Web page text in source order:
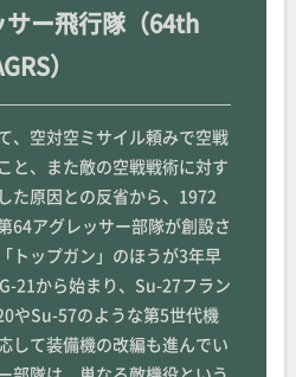
ー飛行隊（64th
）
、空対空ミサイル頼みで空戦
と、また敵の空戦戦術に対す
た原因との反省から、1972
64アグレッサー部隊が創設さ
トップガン」のほうが3年早
21から始まり、Su-27フラン
やSu-57のような第5世代機
して装備機の改編も進んでい